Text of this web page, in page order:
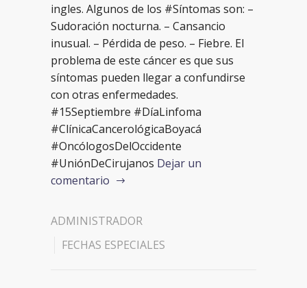
ingles. Algunos de los #Síntomas son: –
Sudoración nocturna. – Cansancio
inusual. – Pérdida de peso. – Fiebre. El
problema de este cáncer es que sus
síntomas pueden llegar a confundirse
con otras enfermedades.
#15Septiembre #DíaLinfoma
#ClínicaCancerológicaBoyacá
#OncólogosDelOccidente
#UniónDeCirujanos Dejar un
comentario
ADMINISTRADOR
FECHAS ESPECIALES